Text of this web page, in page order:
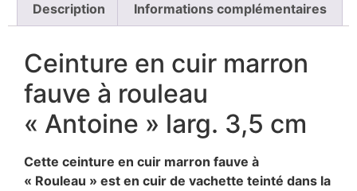
Description Informations complémentaires
Ceinture en cuir marron
fauve à rouleau
« Antoine » larg. 3,5 cm
Cette ceinture en cuir marron fauve à
« Rouleau » est en cuir de vachette teinté dans la